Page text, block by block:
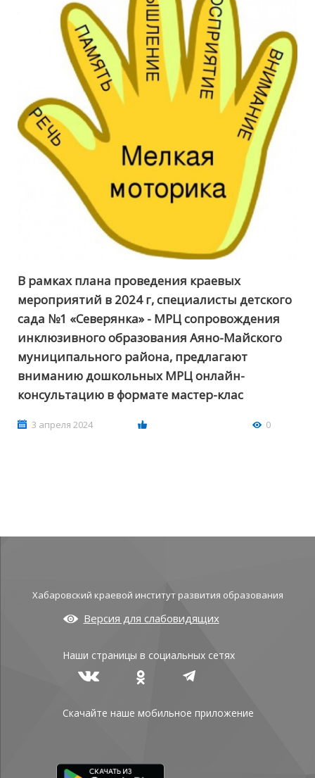
В рамках плана проведения краевых
мероприятий в 2024 г, специалисты детского
сада №1 «Северянка» - МРЦ сопровождения
инклюзивного образования Аяно-Майского
муниципального района, предлагают
вниманию дошкольных МРЦ онлайн-
консультацию в формате мастер-клас
3 апреля 2024 0
Хабаровский краевой институт развития образования
Версия для слабовидящих
Наши страницы в социальных сетях
Скачайте наше мобильное приложение